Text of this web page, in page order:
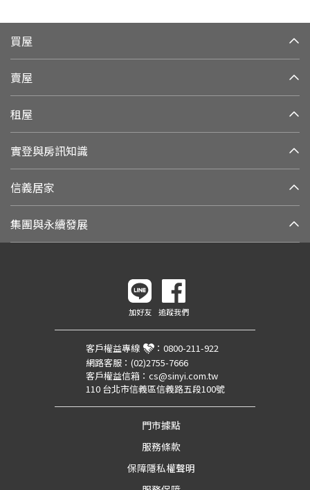
買屋
賣屋
租屋
實登與房訊知識
信義居家
集團與永續發展
加好友 追蹤我們
客戶權益專線 ： 0800-211-922
網路客服： (02)2755-7666
客戶權益信箱： cs@sinyi.com.tw
110 台北市信義區信義路五段100號
門市據點
服務條款
保障隱私權聲明